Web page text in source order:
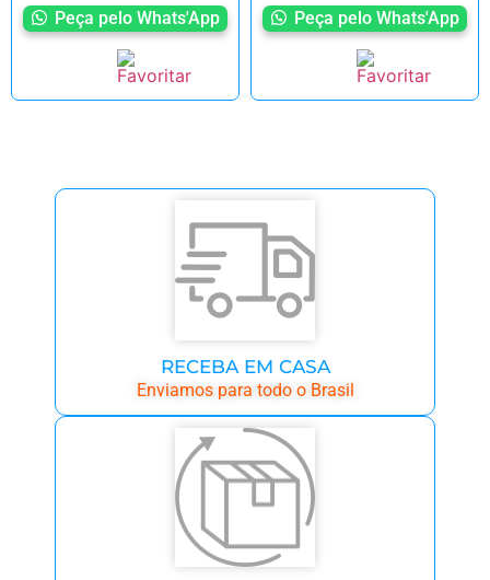
Peça pelo Whats'App Peça pelo Whats'App
RECEBA EM CASA
Enviamos para todo o Brasil